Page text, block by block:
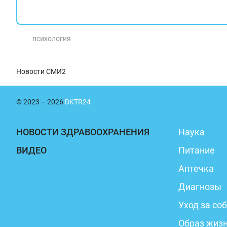
психология
Новости СМИ2
© 2023 – 2026 DKTR24
НОВОСТИ ЗДРАВООХРАНЕНИЯ
ВИДЕО
Наука
Питание
Аптечка
Диагнозы
Уход за
Образ